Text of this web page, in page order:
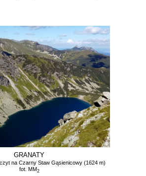
GRANATY
na Czarny Staw Gąsienicowy (1624 m)
fot. MM2